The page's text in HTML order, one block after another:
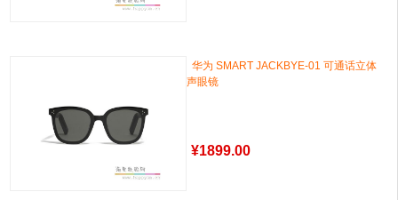
华为 SMART JACKBYE-01 可通话立体
声眼镜
¥1899.00